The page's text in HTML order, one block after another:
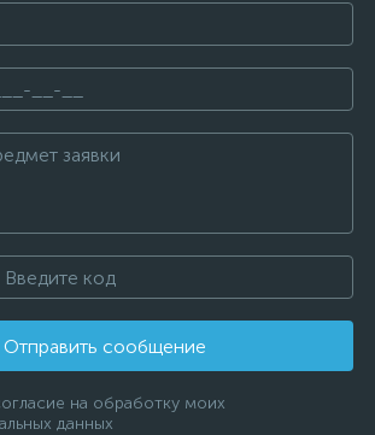
Отправить сообщение
на обработку моих
данных